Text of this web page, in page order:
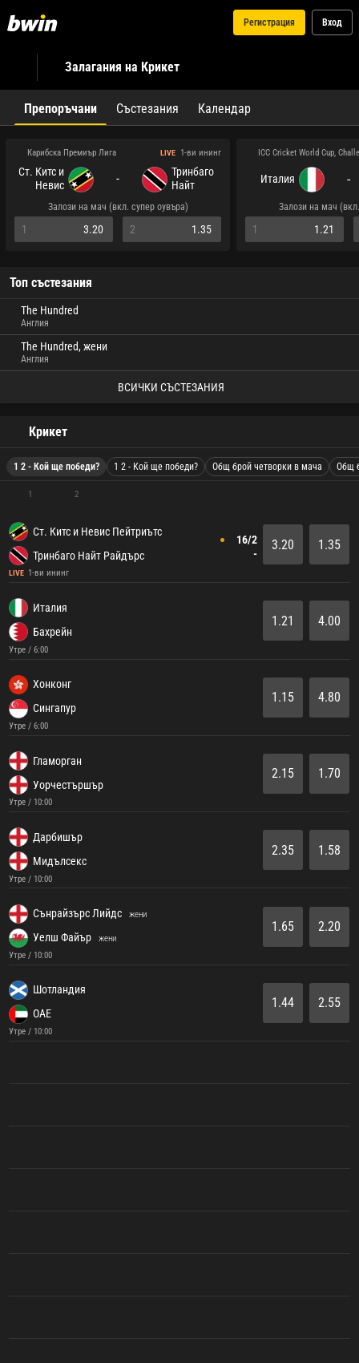
Регистрация Вход
Залагания на Крикет
Препоръчани Състезания Календар
Карибска Премиър Лига LIVE 1-ви ининг
Ст. Китс и
Невис
-
Тринбаго
Найт
Райдърс
Залози на мач (вкл. супер оувъра)
1 3.20 2 1.35
ICC Cricket World Cup,
Италия -
Залози на мач
1 1.21
Топ състезания
The Hundred
Англия
The Hundred, жени
Англия
ВСИЧКИ СЪСТЕЗАНИЯ
Крикет
1 2 - Кой ще победи? 1 2 - Кой ще победи? Общ брой четворки в мача Общ
1 2
Ст. Китс и Невис Пейтриътс
Тринбаго Найт Райдърс
LIVE 1-ви ининг
16/2
-
3.20 1.35
Италия
Бахрейн
Утре / 6:00
1.21 4.00
Хонконг
Сингапур
Утре / 6:00
1.15 4.80
Гламорган
Уорчестършър
Утре / 10:00
2.15 1.70
Дарбишър
Мидълсекс
Утре / 10:00
2.35 1.58
Сънрайзърс Лийдс жени
Уелш Файър
жени
Утре / 10:00
1.65 2.20
Шотландия
ОАЕ
Утре / 10:00
1.44 2.55